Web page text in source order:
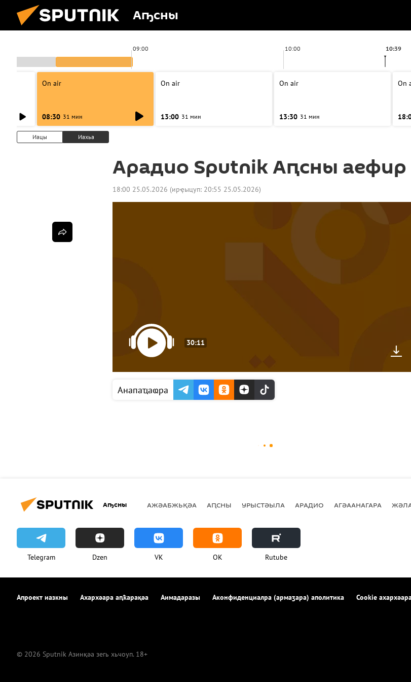
Аҧсны
09:00 10:00 10:39
On air
08:30 31 мин
On air
13:00 31 мин
On air
13:30 31 мин
On
Иацы Иахьа
Арадио Sputnik Аԥсны аефир
18:00 25.05.2026 (ирҿыцуп: 20:55 25.05.2026)
30:11
Анапаҵаҩра
Аҧсны АЖӘАБЖЬҚӘА АԤСНЫ УРЫСТӘЫЛА АРАДИО АГӘААНАГАРА
Telegram Dzen VK OK Rutube
Апроект иазкны Ахархәара аԥҟарақәа Аимадаразы Аконфиденциалра (армаӡара) аполитика Cookie
© 2026 Sputnik Азинқәа зегь хьчоуп. 18+